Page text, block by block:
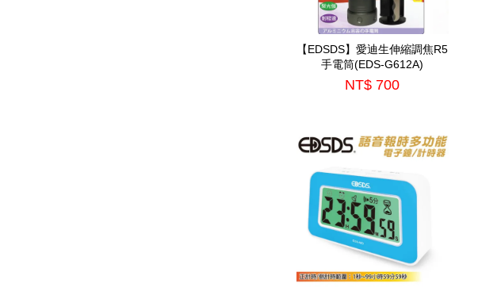
【EDSDS】愛迪生伸縮調焦R5
手電筒(EDS-G612A)
NT$ 700